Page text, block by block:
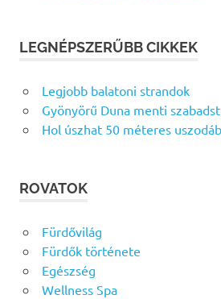
LEGNÉPSZERŰBB CIKKEK
Legjobb balatoni strandok
Gyönyörű Duna menti
Hol úszhat 50 méteres
ROVATOK
Fürdővilág
Fürdők története
Egészség
Wellness Spa